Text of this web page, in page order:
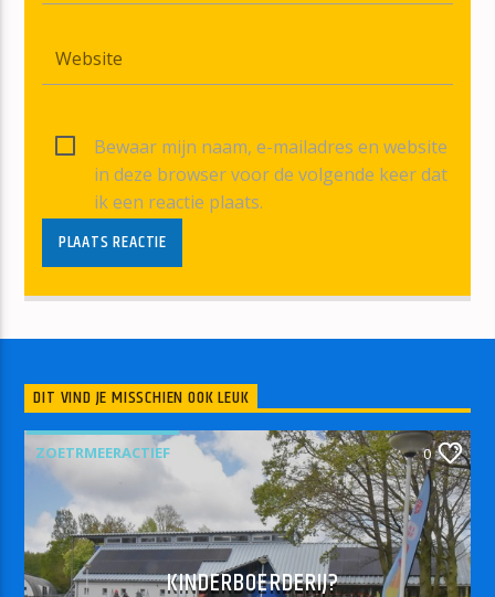
Bewaar mijn naam, e-mailadres en website
in deze browser voor de volgende keer dat
ik een reactie plaats.
DIT VIND JE MISSCHIEN OOK LEUK
ZOETRMEERACTIEF 0
KINDERBOERDERIJ?